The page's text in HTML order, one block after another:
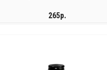
265р.